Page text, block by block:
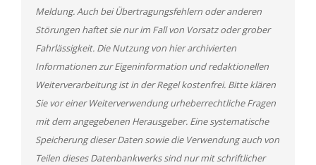
Meldung. Auch bei Übertragungsfehlern oder anderen
Störungen haftet sie nur im Fall von Vorsatz oder grober
Fahrlässigkeit. Die Nutzung von hier archivierten
Informationen zur Eigeninformation und redaktionellen
Weiterverarbeitung ist in der Regel kostenfrei. Bitte klären
Sie vor einer Weiterverwendung urheberrechtliche Fragen
mit dem angegebenen Herausgeber. Eine systematische
Speicherung dieser Daten sowie die Verwendung auch von
Teilen dieses Datenbankwerks sind nur mit schriftlicher